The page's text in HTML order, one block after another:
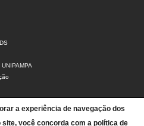
a experiência de navegação dos
você concorda com a política de